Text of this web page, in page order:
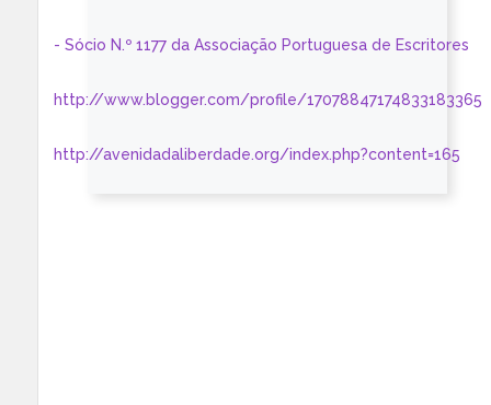
- Sócio N.º 1177 da Associação Portuguesa de Escritores
http://www.blogger.com/profile/17078847174833183365
http://avenidadaliberdade.org/index.php?content=165